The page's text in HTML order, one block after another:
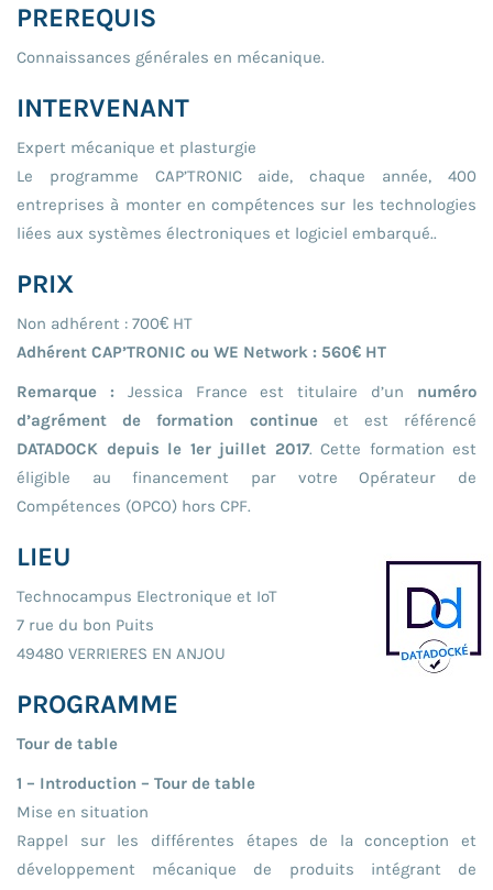
PREREQUIS
Connaissances générales en mécanique.
INTERVENANT
Expert mécanique et plasturgie
Le programme CAP’TRONIC aide, chaque année, 400
entreprises à monter en compétences sur les technologies
liées aux systèmes électroniques et logiciel embarqué..
PRIX
Non adhérent : 700€ HT
Adhérent CAP’TRONIC ou WE Network : 560€ HT
Remarque : Jessica France est titulaire d’un numéro
d’agrément de formation continueet est référencé
DATADOCK depuis le 1er juillet 2017. Cette formation est
éligible au financement par votre Opérateur de
Compétences (OPCO) hors CPF.
LIEU
Technocampus Electronique et IoT
7 rue du bon Puits
49480 VERRIERES EN ANJOU
PROGRAMME
Tour de table
1 – Introduction – Tour de table
Mise en situation
Rappel sur les différentes étapes de la conception et
développement mécanique de produits intégrant de